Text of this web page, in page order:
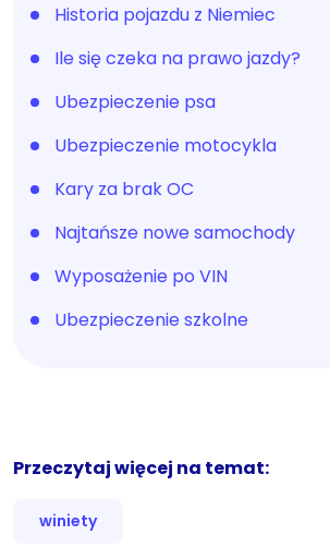
Historia pojazdu z Niemiec
Ile się czeka na prawo jazdy?
Ubezpieczenie psa
Ubezpieczenie motocykla
Kary za brak OC
Najtańsze nowe samochody
Wyposażenie po VIN
Ubezpieczenie szkolne
Przeczytaj więcej na temat:
winiety